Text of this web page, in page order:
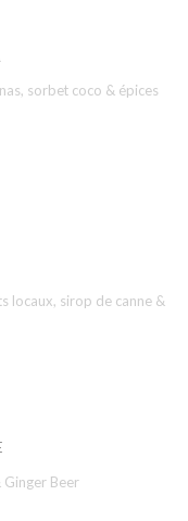
sorbet coco & épices
locaux, sirop de canne &
Ginger Beer